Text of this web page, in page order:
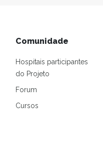
Comunidade
Hospitais participantes
do Projeto
Forum
Cursos